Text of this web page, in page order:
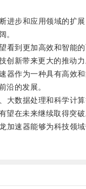
步和应用领域的扩展
。
到更加高效和智能的
创新带来更大的推动力
作为一种具有高效和
沿的发展。
数据处理和科学计算
望在未来继续取得突破
速器能够为科技领域